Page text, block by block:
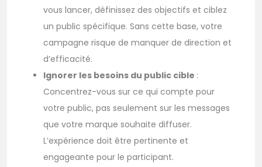
vous lancer, définissez des objectifs et ciblez
un public spécifique. Sans cette base, votre
campagne risque de manquer de direction et
d’efficacité.
Ignorer les besoins du public cible :
Concentrez-vous sur ce qui compte pour
votre public, pas seulement sur les messages
que votre marque souhaite diffuser.
L’expérience doit être pertinente et
engageante pour le participant.